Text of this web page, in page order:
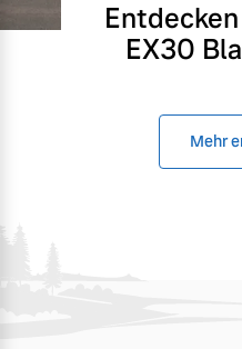
EX30
Mehr